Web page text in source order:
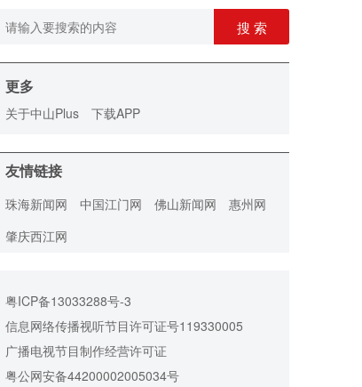
搜 索
更多
关于中山Plus 下载APP
友情链接
珠海新闻网 中国江门网 佛山新闻网
惠州网
肇庆西江网
粤ICP备13033288号-3
信息网络传播视听节目许可证号119330005
广播电视节目制作经营许可证
粤公网安备44200002005034号